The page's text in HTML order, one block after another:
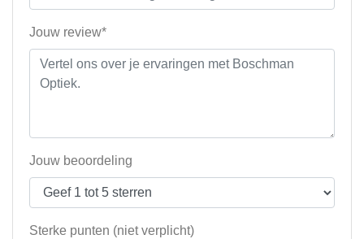
Jouw review*
Jouw beoordeling
Sterke punten (niet verplicht)